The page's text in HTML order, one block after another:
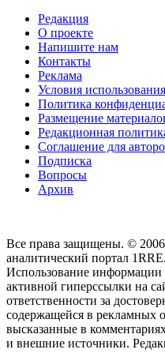
Редакция
О проекте
Напишите нам
Контакты
Реклама
Условия использования
Политика
Размещение
Редакционная
Соглашение для
Подписка
Вопросы
Архив
Все права защищены. ©
аналитический портал 1RRE.
Использование
активной гиперссылки на
ответственности за
содержащейся в рекламных
высказанные в
и внешние источники.